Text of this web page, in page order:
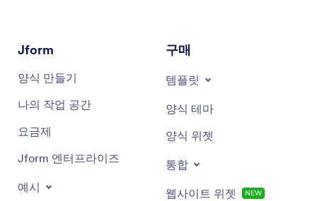
고객 피드백 및 설문조사 앱
내부 팀 관리 앱
이벤트 등록 앱
귀하의 고유한 비즈니스 워크플로우에 맞춰진 맞춤형
앱
Jform
양식 만들기
나의 작업 공간
요금제
Jform 엔터프라이즈
예시
구매
템플릿
양식 테마
양식 위젯
통합
웹사이트 위젯 NEW